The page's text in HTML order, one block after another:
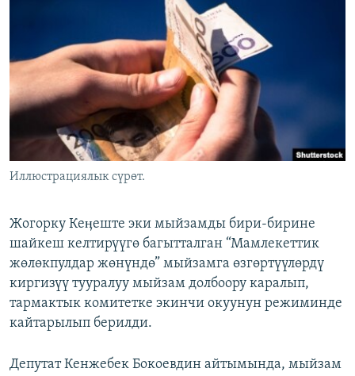
АЗАТТЫК+
ЫҢГАЙСЫЗ СУРООЛОР
ЭЕ/АРнун бардык сайттары
Иллюстрациялык сүрөт.
Жогорку Кеӊеште эки мыйзамды бири-бирине
шайкеш келтирүүгө багытталган “Мамлекеттик
жөлөкпулдар жөнүндө” мыйзамга өзгөртүүлөрдү
киргизүү тууралуу мыйзам долбоору каралып,
тармактык комитетке экинчи окуунун режиминде
кайтарылып берилди.
Депутат Кенжебек Бокоевдин айтымында, мыйзам